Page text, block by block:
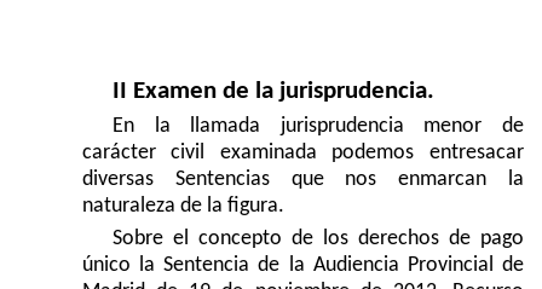
II Examen de la jurisprudencia.
En la llamada jurisprudencia menor de
carácter civil examinada podemos entresacar
diversas Sentencias que nos enmarcan la
naturaleza de la figura.
Sobre el concepto de los derechos de pago
único la Sentencia de la Audiencia Provincial de